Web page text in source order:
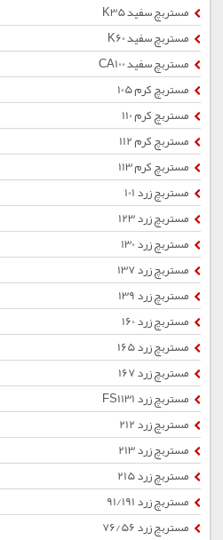
مستربچ سفید K35
مستربچ سفید K60
مستربچ سفید CA100
مستربچ کرم 105
مستربچ کرم 110
مستربچ کرم 112
مستربچ کرم 113
مستربچ زرد 101
مستربچ زرد 123
مستربچ زرد 130
مستربچ زرد 137
مستربچ زرد 139
مستربچ زرد 160
مستربچ زرد 165
مستربچ زرد 167
مستربچ زرد FS1131
مستربچ زرد 212
مستربچ زرد 213
مستربچ زرد 215
مستربچ زرد 91/191
مستربچ زرد 76/56